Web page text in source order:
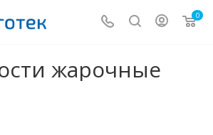
0
жарочные